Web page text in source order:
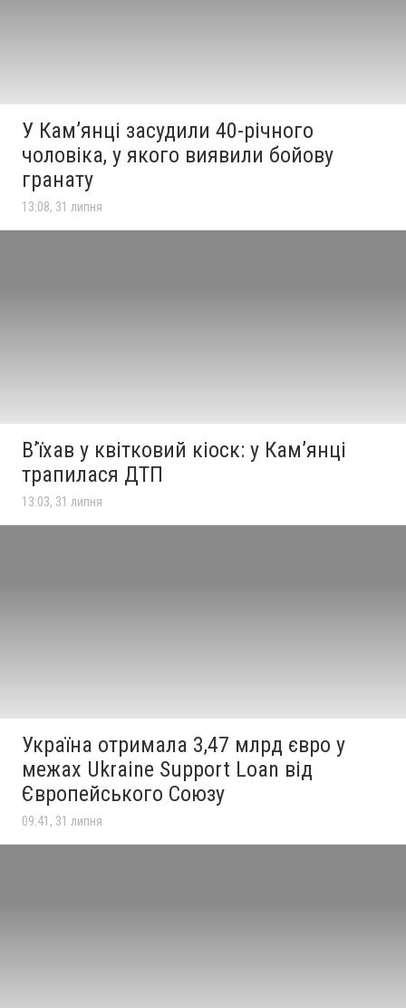
У Камʼянці засудили 40-річного
чоловіка, у якого виявили бойову
гранату
13:08, 31 липня
Вʼїхав у квітковий кіоск: у Камʼянці
трапилася ДТП
13:03, 31 липня
Україна отримала 3,47 млрд євро у
межах Ukraine Support Loan від
Європейського Союзу
09:41, 31 липня